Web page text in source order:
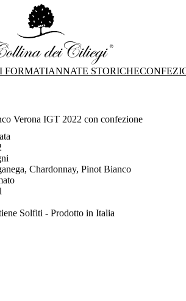
FORMATIANNATE STORICHE
Verona IGT 2022 con confezione
Chardonnay, Pinot Bianco
Solfiti - Prodotto in Italia